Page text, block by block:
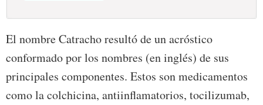
El nombre Catracho resultó de un acróstico
conformado por los nombres (en inglés) de sus
principales componentes. Estos son medicamentos
como la colchicina, antiinflamatorios, tocilizumab,